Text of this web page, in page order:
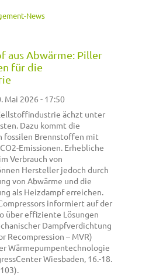
News
aus Abwärme: Piller
für die
Mai 2026 - 17:50
ächzt unter
Dazu kommt die
fossilen Brennstoffen mit
Emissionen. Erhebliche
Verbrauch von
Hersteller jedoch durch
von Abwärme und die
als Heizdampf erreichen.
informiert auf der
über effiziente Lösungen
Dampfverdichtung
Recompression – MVR)
Wärmepumpentechnologie
Wiesbaden, 16.-18.